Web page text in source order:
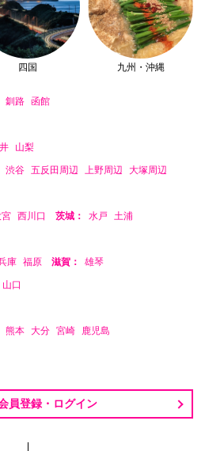
四国 九州・沖縄
釧路 函館
山梨
渋谷 五反田周辺 上野周辺 大塚周辺
西川口 茨城： 水戸 土浦
庫 福原 滋賀： 雄琴
山口
熊本 大分 宮崎 鹿児島
員登録・ログイン